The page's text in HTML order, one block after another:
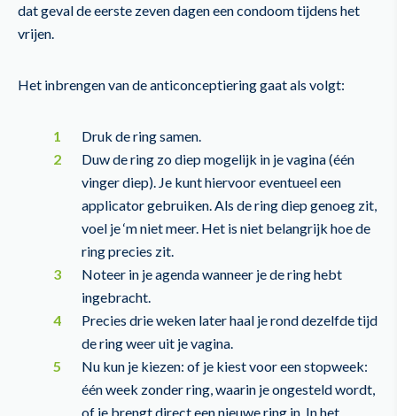
dat geval de eerste zeven dagen een condoom tijdens het
vrijen.
Het inbrengen van de anticonceptiering gaat als volgt:
Druk de ring samen.
Duw de ring zo diep mogelijk in je vagina (één
vinger diep). Je kunt hiervoor eventueel een
applicator gebruiken. Als de ring diep genoeg zit,
voel je ‘m niet meer. Het is niet belangrijk hoe de
ring precies zit.
Noteer in je agenda wanneer je de ring hebt
ingebracht.
Precies drie weken later haal je rond dezelfde tijd
de ring weer uit je vagina.
Nu kun je kiezen: of je kiest voor een stopweek:
één week zonder ring, waarin je ongesteld wordt,
of je brengt direct een nieuwe ring in. In het